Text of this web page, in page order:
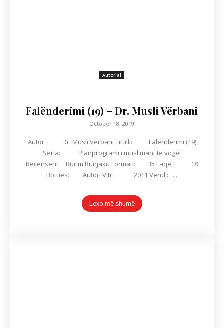
Autorial
Falënderimi (19) – Dr. Musli Vërbani
October 18, 2019
Autor: Dr. Musli Vërbani Titulli: Falënderimi (19)
Seria: Planprogrami i muslimant të vogël
Recensent: Burim Bunjaku Formati: B5 Faqe: 18
Botues: Autori Viti: 2011 Vendi: ...
Lexo më shumë